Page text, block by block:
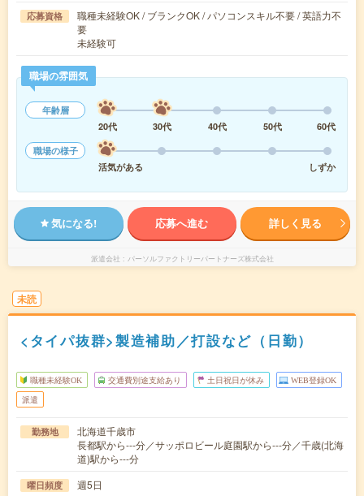
応募資格
職種未経験OK / ブランクOK / パソコンスキル不要 / 英語力不
要
未経験可
職場の雰囲気
年齢層
20代
30代 40代 50代
60代
職場の様子
活気がある
しずか
気になる! 応募へ進む 詳しく見る
派遣会社 パーソルファクトリーパートナーズ株式会社
未読
<タイパ抜群>製造補助／打設など（日勤）
職種未経験OK 交通費別途支給あり 土日祝日が休み WEB登録OK
派遣
勤務地
北海道千歳市
長都駅から---分／サッポロビール庭園駅から---分／千歳(北海
道)駅から---分
曜日頻度 週5日